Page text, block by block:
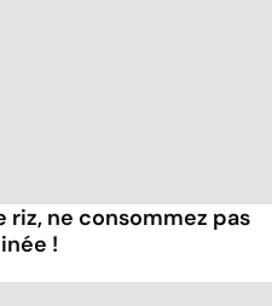
ne consommez pas
!